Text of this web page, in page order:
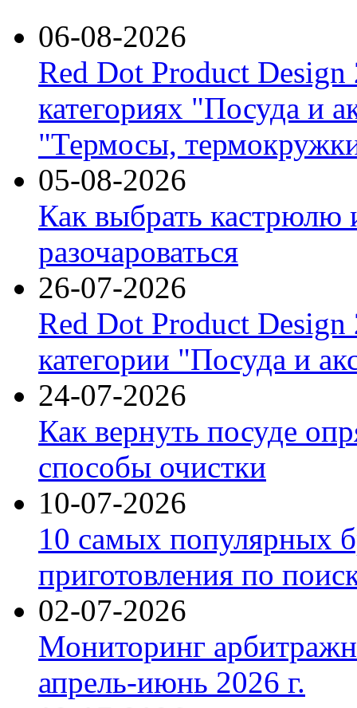
06-08-2026
Red Dot Product Design
категориях "Посуда и
"Термосы,
05-08-2026
Как выбрать кастрюлю
разочароваться
26-07-2026
Red Dot Product Design
категории "Посуда и
24-07-2026
Как вернуть посуде
способы очистки
10-07-2026
10 самых популярных
приготовления по
02-07-2026
Мониторинг
апрель-июнь 2026 г.